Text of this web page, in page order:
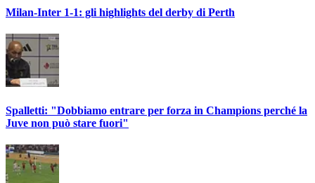
Milan-Inter 1-1: gli highlights del derby di Perth
Spalletti: "Dobbiamo entrare per forza in Champions perché la
Juve non può stare fuori"